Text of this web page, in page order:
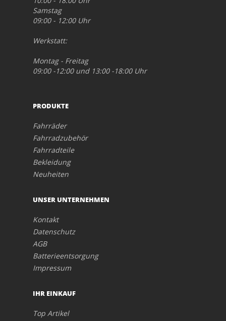
Samstag
09:00 - 12:00 Uhr
Werkstatt:
Montag - Freitag
09:00 -12:00 und 13:00 -18:00 Uhr
PRODUKTE
Fahrräder
Fahrradzubehör
Fahrradteile
Bekleidung
Neuheiten
UNSER UNTERNEHMEN
Kontakt
Datenschutz
AGB
Batterieentsorgung
Impressum
IHR EINKAUF
Top Artikel